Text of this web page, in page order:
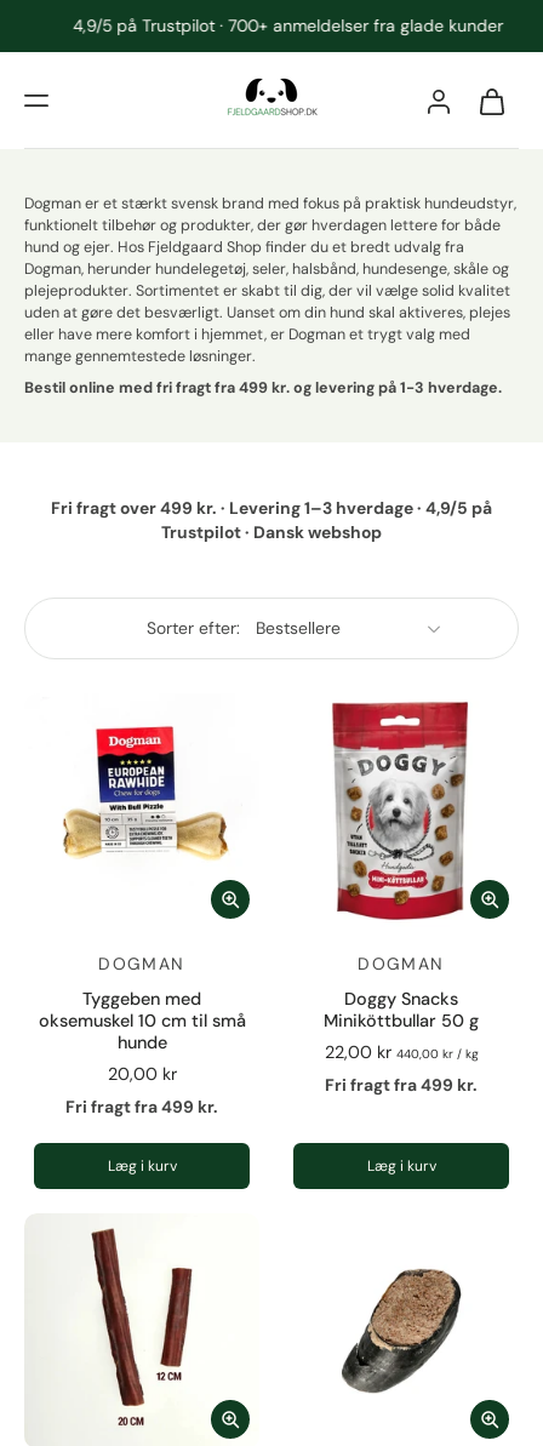
4,9/5 på Trustpilot · 700+ anmeldelser fra glade kunder
Dogman er et stærkt svensk brand med fokus på praktisk hundeudstyr,
funktionelt tilbehør og produkter, der gør hverdagen lettere for både
hund og ejer. Hos Fjeldgaard Shop finder du et bredt udvalg fra
Dogman, herunder hundelegetøj, seler, halsbånd, hundesenge, skåle og
plejeprodukter. Sortimentet er skabt til dig, der vil vælge solid kvalitet
uden at gøre det besværligt. Uanset om din hund skal aktiveres, plejes
eller have mere komfort i hjemmet, er Dogman et trygt valg med
mange gennemtestede løsninger.
Bestil online med fri fragt fra 499 kr. og levering på 1-3 hverdage.
Fri fragt over 499 kr. · Levering 1–3 hverdage · 4,9/5 på
Trustpilot · Dansk webshop
Sorter efter:
DOGMAN
Tyggeben med
oksemuskel 10 cm til små
hunde
20,00 kr
Fri fragt fra 499 kr.
Læg i kurv
DOGMAN
Doggy Snacks
Miniköttbullar 50 g
22,00 kr 440,00 kr / kg
Fri fragt fra 499 kr.
Læg i kurv